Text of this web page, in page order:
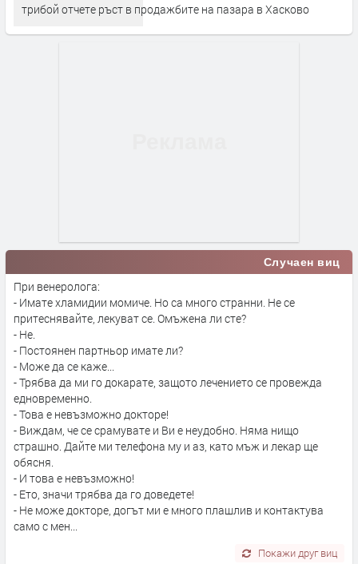
трибой отчете ръст в продажбите на пазара в Хасково
Случаен виц
При венеролога:
- Имате хламидии момиче. Но са много странни. Не се
притеснявайте, лекуват се. Омъжена ли сте?
- Не.
- Постоянен партньор имате ли?
- Може да се каже...
- Трябва да ми го докарате, защото лечението се провежда
едновременно.
- Това е невъзможно докторе!
- Виждам, че се срамувате и Ви е неудобно. Няма нищо
страшно. Дайте ми телефона му и аз, като мъж и лекар ще
обясня.
- И това е невъзможно!
- Ето, значи трябва да го доведете!
- Не може докторе, догът ми е много плашлив и контактува
само с мен...
Покажи друг виц